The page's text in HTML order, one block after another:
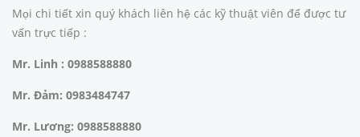
Mọi chi tiết xin quý khách liên hệ các kỹ thuật viên để được tư
vấn trực tiếp :
Mr. Linh : 0988588880
Mr. Đảm: 0983484747
Mr. Lương: 0988588880